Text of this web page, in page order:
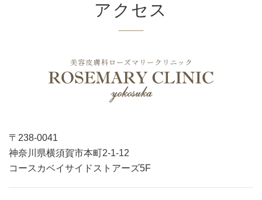
アクセス
〒238-0041
神奈川県横須賀市本町2-1-12
コースカベイサイドストアーズ5F